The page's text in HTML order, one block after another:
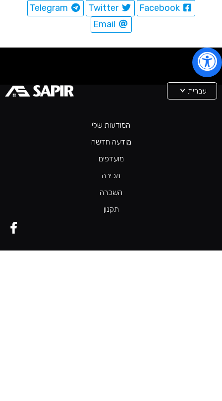
Facebook
Twitter
המודעות שלי
מודעה חדשה
מועדפים
מכירה
השכרה
תקנון
עברית